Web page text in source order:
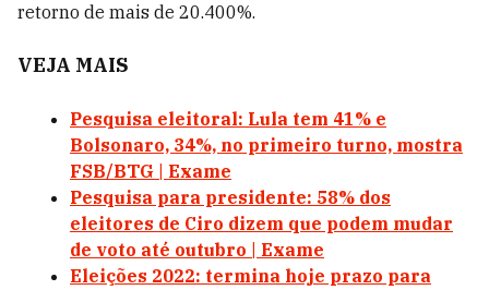
retorno de mais de 20.400%.
VEJA MAIS
Pesquisa eleitoral: Lula tem 41% e
Bolsonaro, 34%, no primeiro turno, mostra
FSB/BTG | Exame
Pesquisa para presidente: 58% dos
eleitores de Ciro dizem que podem mudar
de voto até outubro | Exame
Eleições 2022: termina hoje prazo para